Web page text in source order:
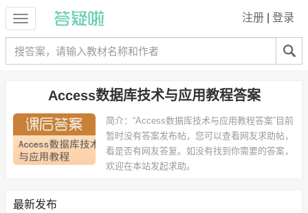
注册 登录
Access数据库技术与应用教程答案
简介： “Access数据库技术与应用教程答案”目前
暂时没有答案发布帖，您可以查看网友求助帖，
看是否有网友答复。如没有找到你需要的答案，
欢迎在本站发起求助。
最新发布